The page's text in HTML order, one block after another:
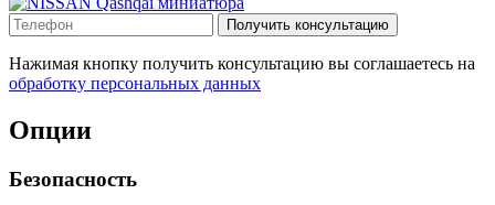
Получить консультацию
Нажимая кнопку получить консультацию вы соглашаетесь на
обработку персональных данных
Опции
Безопасность